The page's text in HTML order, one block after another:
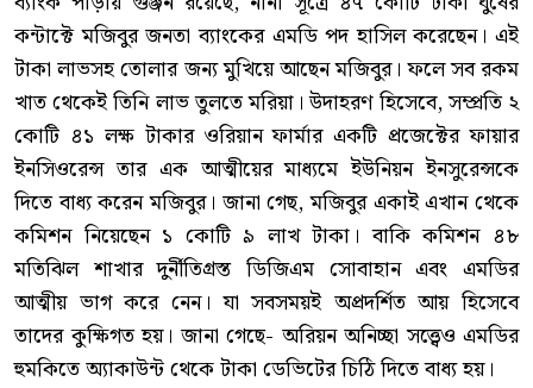
কন্টাক্টে মজিবুর জনতা ব্যাংকের এমডি পদ হাসিল করেছেন। এই
টাকা লাভসহ তোলার জন্য মুখিয়ে আছেন মজিবুর। ফলে সব রকম
খাত থেকেই তিনি লাভ তুলতে মরিয়া। উদাহরণ হিসেবে, সম্প্রতি ২
কোটি ৪১ লক্ষ টাকার ওরিয়ান ফার্মার একটি প্রজেক্টের ফায়ার
ইনসিওরেন্স তার এক আত্মীয়ের মাধ্যমে ইউনিয়ন ইনসুরেন্সকে
দিতে বাধ্য করেন মজিবুর। জানা গেছ, মজিবুর একাই এখান থেকে
কমিশন নিয়েছেন ১ কোটি ৯ লাখ টাকা। বাকি কমিশন ৪৮
মতিঝিল শাখার দুর্নীতিগ্রস্ত ডিজিএম সোবাহান এবং এমডির
আত্মীয় ভাগ করে নেন। যা সবসময়ই অপ্রদর্শিত আয় হিসেবে
তাদের কুক্ষিগত হয়। জানা গেছে- অরিয়ন অনিচ্ছা সত্ত্বেও এমডির
হুমকিতে অ্যাকাউন্ট থেকে টাকা ডেভিটের চিঠি দিতে বাধ্য হয়।